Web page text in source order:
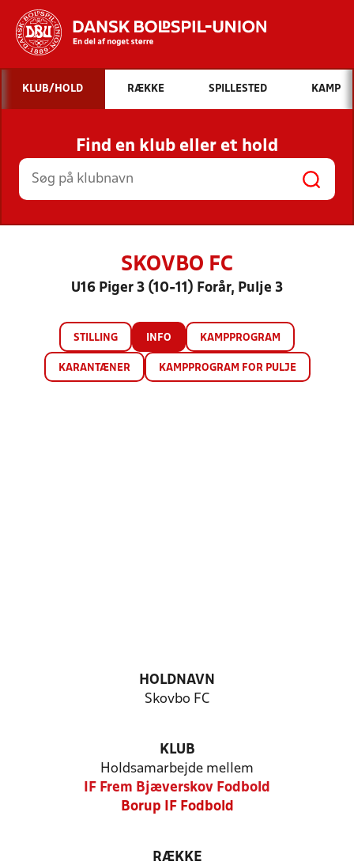
Hvad vil du søge efter?
INDHOLD OG NYHEDER
STILLINGER, RESULTATER, KLUBBER OG
HOLD
KLUB/HOLD RÆKKE SPILLESTED KAMP
Find en klub eller et hold
SKOVBO FC
U16 Piger 3 (10-11) Forår, Pulje 3
STILLING INFO KAMPPROGRAM
KARANTÆNER KAMPPROGRAM FOR PULJE
HOLDNAVN
Skovbo FC
KLUB
Holdsamarbejde mellem
IF Frem Bjæverskov Fodbold
Borup IF Fodbold
RÆKKE